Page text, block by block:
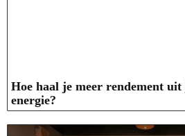
Hoe haal je meer rendement
energie?